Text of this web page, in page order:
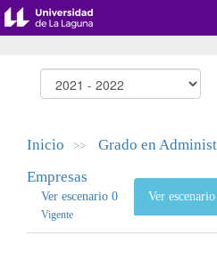
Inicio >>
Grado en
Empresas
Ver escenario 0
Vigente
Ver